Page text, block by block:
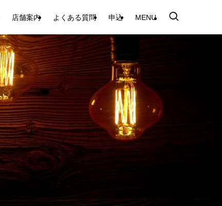
店舗案内 よくある質問 申込 MENU